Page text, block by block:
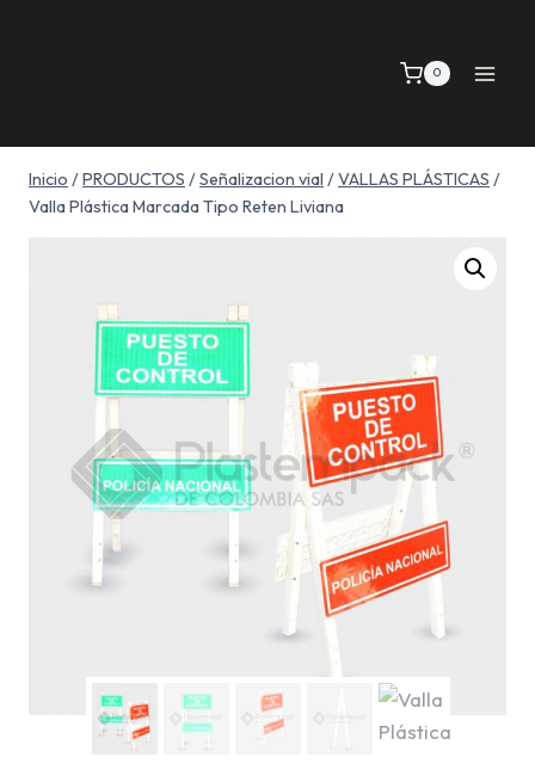
0
Inicio /PRODUCTOS /Señalizacion vial /VALLAS PLÁSTICAS /
Valla Plástica Marcada Tipo Reten Liviana